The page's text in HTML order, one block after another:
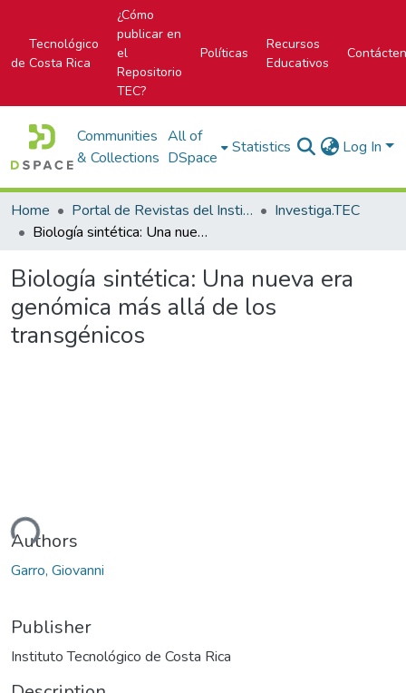
Tecnológico
de Costa Rica
¿Cómo
publicar en
el
Repositorio
TEC?
Políticas
Recursos
Educativos
Communities
& Collections
All of
DSpace
Statistics Log In
Home Portal de Revistas del Instituto Tecnológico de Costa Rica
Investiga.TEC
Biología sintética: Una nueva era genómica más allá de los transgénicos
Biología sintética: Una nueva era
genómica más allá de los
transgénicos
Authors
Garro, Giovanni
Publisher
Instituto Tecnológico de Costa Rica